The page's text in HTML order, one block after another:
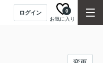
ログイン
お気に入り
0